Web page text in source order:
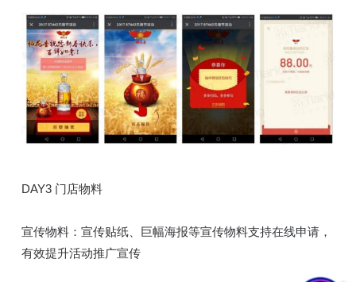
DAY3 门店物料
宣传物料：宣传贴纸、巨幅海报等宣传物料支持在线申请，
有效提升活动推广宣传